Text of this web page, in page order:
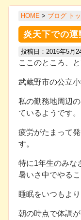
HOME > ブログ ト
炎天下での運
投稿日：2016年5月
ここのところ、
武蔵野市の公立
私の勤務地周辺
ているようです。
疲労がたまって
す。
特に1年生のみな
暑いさ中でやる
睡眠をいつもよ
朝の時点で体調